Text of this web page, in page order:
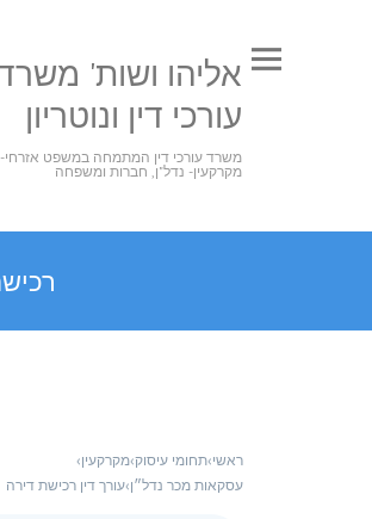
אליהו ושות'
עורכי דין ונוטריון
משרד עורכי דין המתמחה במשפט
מקרקעין- נדל"ן, חברות ומשפחה
ראשי›תחומי עיסוק›מקרקעין›
עסקאות מכר נדל״ן›עורך דין רכישת דירה